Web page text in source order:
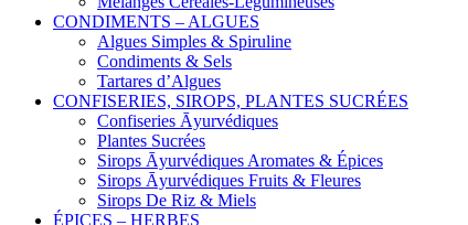
CONDIMENTS – ALGUES
Algues Simples & Spiruline
Condiments & Sels
Tartares d’Algues
CONFISERIES, SIROPS, PLANTES SUCRÉES
Confiseries Āyurvédiques
Plantes Sucrées
Sirops Āyurvédiques Aromates & Épices
Sirops Āyurvédiques Fruits & Fleures
Sirops De Riz & Miels
ÉPICES – HERBES